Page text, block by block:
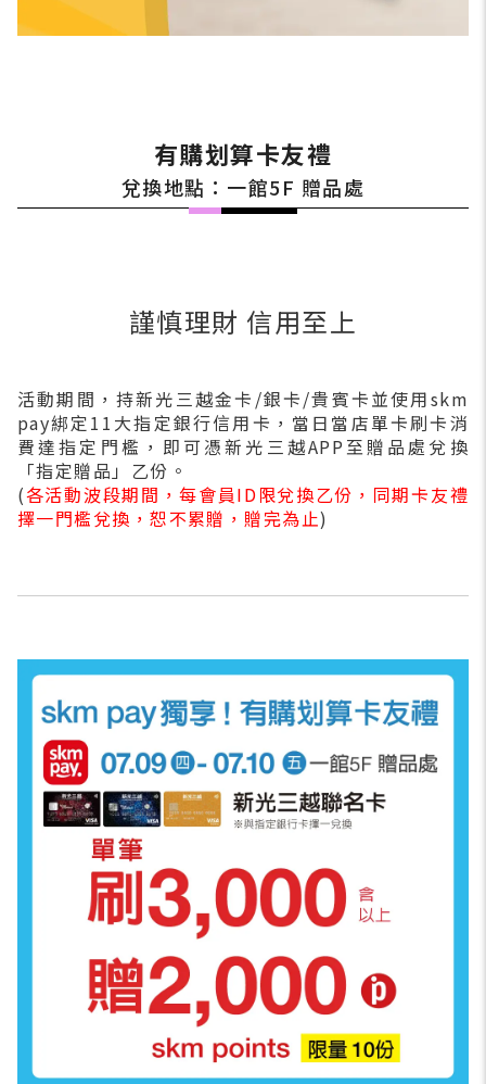
有購划算卡友禮
兌換地點：一館5F 贈品處
謹慎理財 信用至上
活動期間，持新光三越金卡/銀卡/貴賓卡並使用skm
pay綁定11大指定銀行信用卡，當日當店單卡刷卡消
費達指定門檻，即可憑新光三越APP 至贈品處兌換
「指定贈品」乙份。
(各活動波段期間，每會員ID限兌換乙份，同期卡友禮
擇一門檻兌換，恕不累贈，贈完為止)